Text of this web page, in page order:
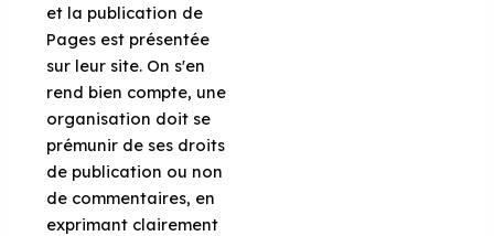
et la publication de
Pages est présentée
sur leur site. On s'en
rend bien compte, une
organisation doit se
prémunir de ses droits
de publication ou non
de commentaires, en
exprimant clairement